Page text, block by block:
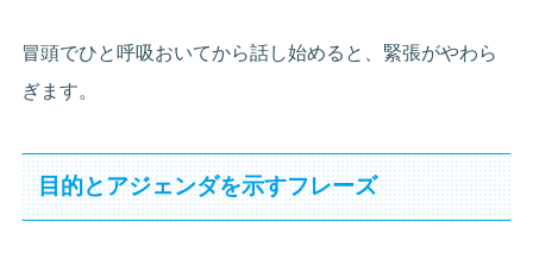
冒頭でひと呼吸おいてから話し始めると、緊張がやわら
ぎます。
目的とアジェンダを示すフレーズ